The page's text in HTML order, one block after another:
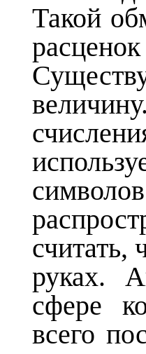
Такой
считать,
руках.
сфере
всего